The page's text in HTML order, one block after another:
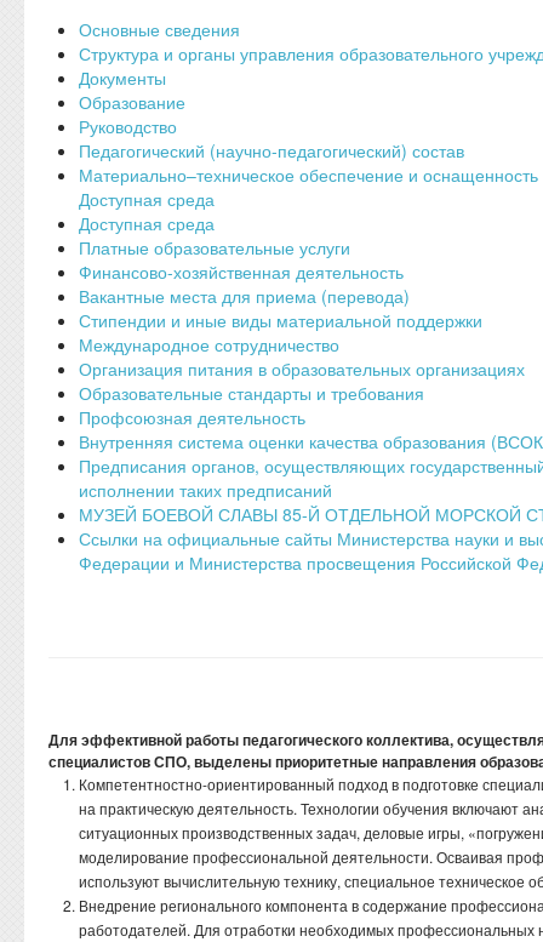
Основные сведения
Структура и органы управления образовательного
Документы
Образование
Руководство
Педагогический (научно-педагогический) состав
Материально–техническое обеспечение и
Доступная среда
Доступная среда
Платные образовательные услуги
Финансово-хозяйственная деятельность
Вакантные места для приема (перевода)
Стипендии и иные виды материальной поддержки
Международное сотрудничество
Организация питания в образовательных организациях
Образовательные стандарты и требования
Профсоюзная деятельность
Внутренняя система оценки качества образования
Предписания органов, осуществляющих
исполнении таких предписаний
МУЗЕЙ БОЕВОЙ СЛАВЫ 85-Й ОТДЕЛЬНОЙ МОРСКОЙ
Ссылки на официальные сайты Министерства науки и
Федерации и Министерства просвещения Российской
Для эффективной работы педагогического коллектива,
специалистов СПО, выделены приоритетные направления
Компетентностно-ориентированный подход в подготовке
на практическую деятельность. Технологии обучения включают
ситуационных производственных задач, деловые игры,
моделирование профессиональной деятельности. Осваивая
используют вычислительную технику, специальное техническое
Внедрение регионального компонента в содержание
работодателей. Для отработки необходимых профессиональных